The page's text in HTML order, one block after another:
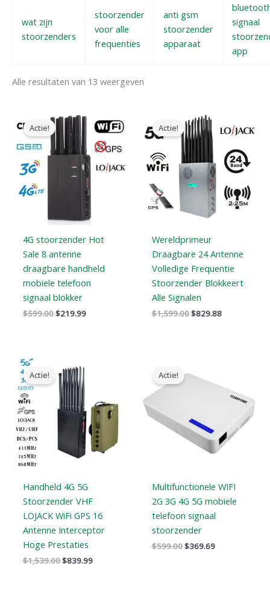
wat zijn
stoorzenders
stoorzender
voor alle
frequenties
anti gsm
stoorzender
apparaat
signaal
app
Alle resultaten van 13 weergeven
Actie!
4G stoorzender Hot
Sale 8 antenne
draagbare handheld
mobiele telefoon
signaal blokker
$599.00
prijs
was:
$599.00.
$219.99
prijs
$219.99.
Actie!
Wereldprimeur
Draagbare 24 Antenne
Volledige Frequentie
Stoorzender Blokkeert
Alle Signalen
$1,599.00
Oorspronkelijke
prijs
was:
$1,599.00.
$829.88
prijs
is:
Actie!
Handheld 4G 5G
Stoorzender VHF
LOJACK WiFi GPS 16
Antenne Interceptor
Hoge Prestaties
$1,539.00
prijs
was:
$1,539.00.
$839.99
Actie!
Multifunctionele WIFI
2G 3G 4G 5G mobiele
telefoon signaal
stoorzender
$599.00
was:
$369.69
$369.69.